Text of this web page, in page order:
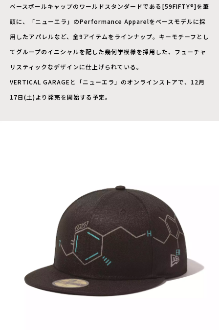
ベースボールキャップのワールドスタンダードである[59FIFTY®]を筆
頭に、「ニューエラ」のPerformance Apparelをベースモデルに採
用したアパレルなど、全9アイテムをラインナップ。キーモチーフとし
てグループのイニシャルを配した幾何学模様を採用した、フューチャ
リスティックなデザインに仕上げられている。
VERTICAL GARAGEと「ニューエラ」のオンラインストアで、12月
17日(土)より発売を開始する予定。